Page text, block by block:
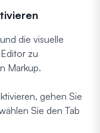
die visuelle
zu
Markup.
gehen Sie
Sie den Tab